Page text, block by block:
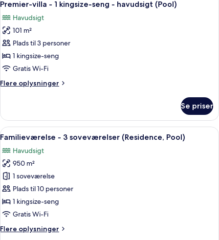
kingsize-
(Serenity
Pool)
alle
billeder
af
Premier-
villa
-
kingsize-
havudsigt
(Pool)
6
Premier-villa - 1 kingsize-seng - havudsigt (Pool)
Havudsigt
101 m²
Plads til 3 personer
1 kingsize-seng
Gratis Wi-Fi
Flere oplysninger
Flere
villa
1
seng
havudsigt
(Pool)
Se priser
Indlæs
alle
billeder
af
Familieværelse
-
3
soveværelser
Pool)
Et feriested med swimmingpool,
6
Familieværelse - 3 soveværelser (Residence, Pool)
Havudsigt
950 m²
1 soveværelse
Plads til 10 personer
1 kingsize-seng
Gratis Wi-Fi
Flere oplysninger
Flere